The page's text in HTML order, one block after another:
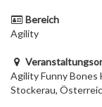
Bereich
Agility
Agility Funny Bones
Stockerau,